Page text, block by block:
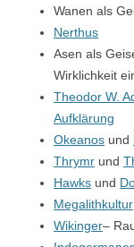
Wanen als
Nerthus
Asen als
Wirklichkeit
Theodor W.
Aufklärung
Okeanos und
Thrymr und
Hawks und
Megalithkultur
Wikinger–